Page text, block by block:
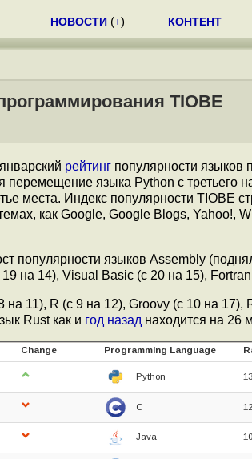
НОВОСТИ (+) КОНТЕНТ
TIOBE
рейтинг популярности языков
языка Python с третьего
места. Индекс популярности TIOBE
как Google, Google Blogs, Yahoo!,
популярности языков Assembly
на 14), Visual Basic (с 20 на 15),
11), R (с 9 на 12), Groovy (с 10 на 17),
Rust как и год назад находится на 26